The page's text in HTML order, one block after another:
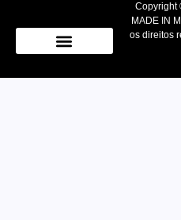
Copyright
MADE IN
os direitos